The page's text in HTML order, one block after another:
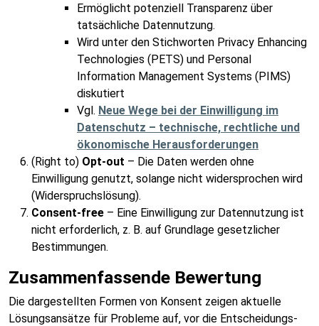
Ermöglicht potenziell Transparenz über
tatsächliche Datennutzung.
Wird unter den Stichworten Privacy Enhancing
Technologies (PETS) und Personal
Information Management Systems (PIMS)
diskutiert
Vgl. Neue Wege bei der Einwilligung im
Datenschutz – technische, rechtliche und
ökonomische Herausforderungen
(Right to) Opt-out – Die Daten werden ohne
Einwilligung genutzt, solange nicht widersprochen wird
(Widerspruchslösung).
Consent-free – Eine Einwilligung zur Datennutzung ist
nicht erforderlich, z. B. auf Grundlage gesetzlicher
Bestimmungen.
Zusammenfassende Bewertung
Die dargestellten Formen von Konsent zeigen aktuelle
Lösungsansätze für Probleme auf, vor die Entscheidungs-